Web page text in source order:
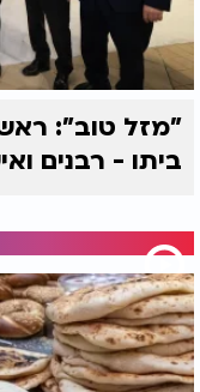
"מזל טוב":
ביתו - רבנים